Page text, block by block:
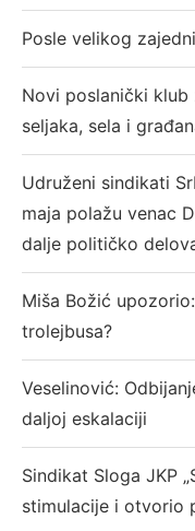
Posle velikog
Novi poslanički klub
seljaka, sela i
Udruženi sindikati
maja polažu venac
dalje političko
Miša Božić
trolejbusa?
Veselinović:
daljoj eskalaciji
Sindikat Sloga JKP
stimulacije i otvorio